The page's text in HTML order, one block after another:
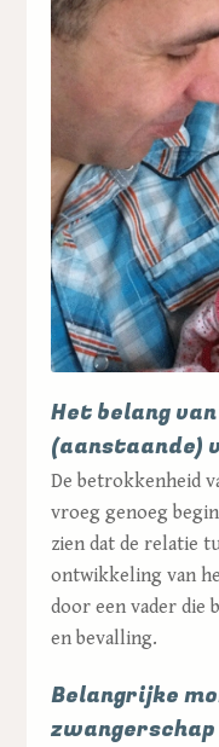
Het belang
(aanstaande)
De betrokkenheid
vroeg genoeg
zien dat de relatie
ontwikkeling van
door een vader die
en bevalling.
Belangrijke
zwangerschap